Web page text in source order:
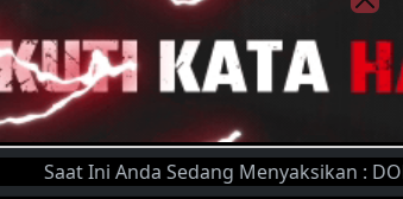
Saat Ini Anda Sedang Menyaksikan :